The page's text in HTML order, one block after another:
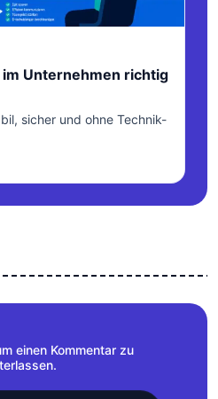
Unternehmen richtig
sicher und ohne Technik-
einen Kommentar zu